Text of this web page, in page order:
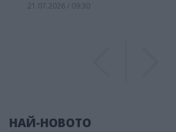
21.07.2026 / 09:30
НАЙ-НОВОТО